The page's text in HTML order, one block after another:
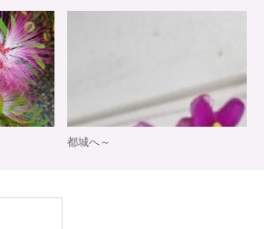
都城へ～